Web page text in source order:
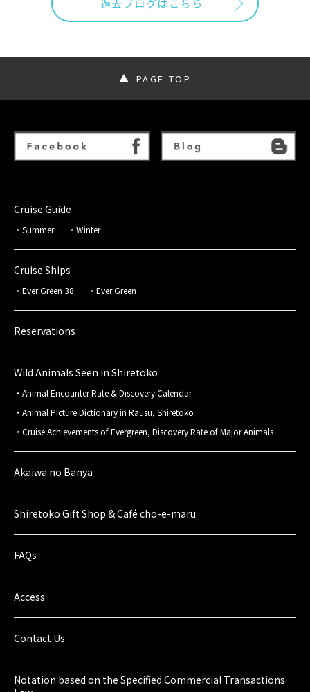
PAGE TOP
Cruise Guide
Summer Winter
Cruise Ships
Ever Green 38 Ever Green
Reservations
Wild Animals Seen in Shiretoko
Animal Encounter Rate & Discovery Calendar
Animal Picture Dictionary in Rausu, Shiretoko
Cruise Achievements of Evergreen, Discovery Rate of Major Animals
Akaiwa no Banya
Shiretoko Gift Shop & Café cho-e-maru
FAQs
Access
Contact Us
Notation based on the Specified Commercial Transactions